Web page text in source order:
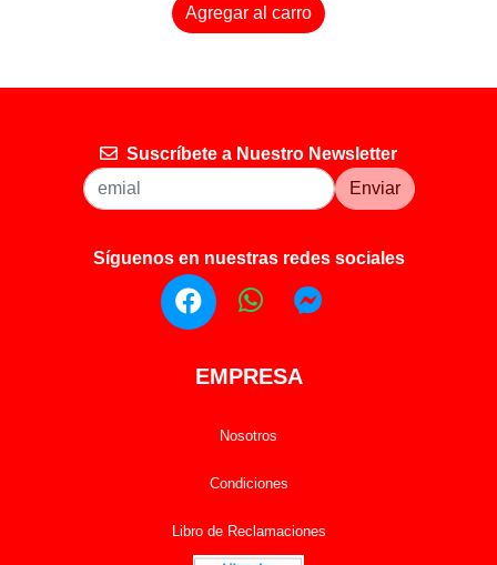
Agregar al carro
Suscríbete a Nuestro Newsletter
Enviar
Síguenos en nuestras redes sociales
EMPRESA
Nosotros
Condiciones
Libro de Reclamaciones